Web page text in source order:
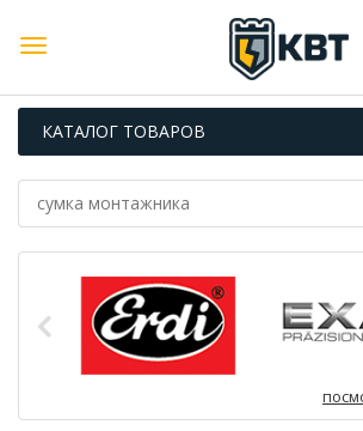
КАТАЛОГ ТОВАРОВ